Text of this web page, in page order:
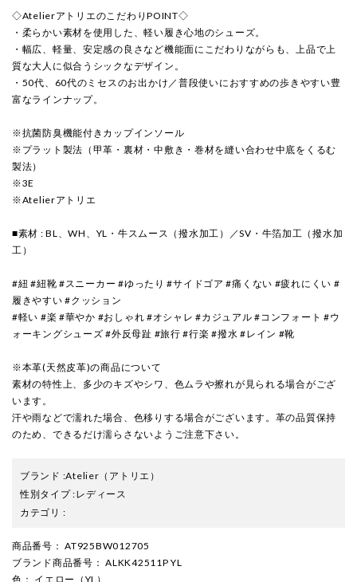
◇AtelierアトリエのこだわりPOINT◇
・柔らかい素材を使用した、軽い履き心地のシューズ。
・幅広、軽量、安定感の良さなど機能面にこだわりながらも、上品で上
質な大人に似合うシックなデザイン。
・50代、60代のミセスのお出かけ／普段使いにおすすめの歩きやすい豊
富なラインナップ。
※抗菌防臭機能付きカップインソール
※プラット製法（甲革・裏材・中敷き・巻材を縫い合わせ中底をくるむ
製法）
※3E
※Atelierアトリエ
■素材 : BL、WH、YL・牛スムース（撥水加工）／SV・牛箔加工（撥水加
工）
#紐 #紐靴 #スニーカー #ゆったり #サイドゴア #痛くない #疲れにくい #
履きやすい #クッション
#軽い #楽 #華やか #おしゃれ #オシャレ #カジュアル #コンフォート #ウ
ォーキングシューズ #外反母趾 #旅行 #行楽 #撥水 #レイン #靴
※本革(天然皮革)の商品について
素材の特性上、多少のキズやシワ、色ムラや擦れが見られる場合がござ
います。
汗や雨などで濡れた場合、色移りする場合がございます。革の品質保持
のため、できるだけ濡らさないようご注意下さい。
ブランド :Atelier （アトリエ）
性別タイプ:レディース
カテゴリ :
商品番号 ： AT925BW012705
ブランド商品番号 ： ALKK42511P YL
色 ： イエロー（YL）